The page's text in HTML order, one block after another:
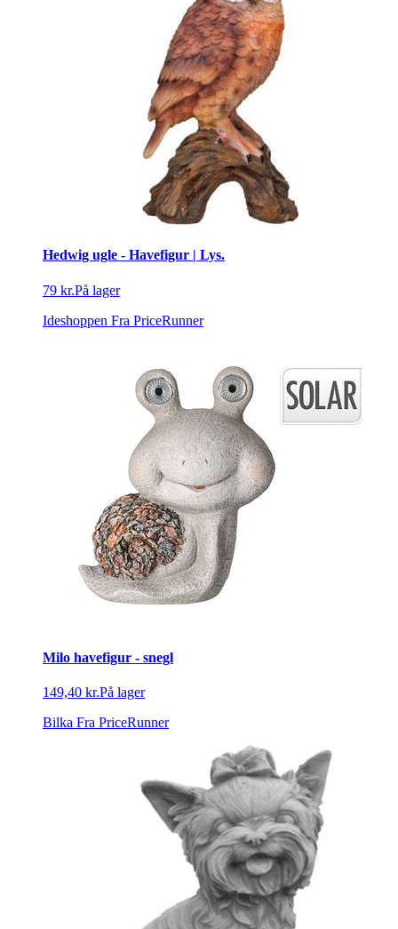
Hedwig ugle - Havefigur | Lys.
79 kr.På lager
Ideshoppen Fra PriceRunner
Milo havefigur - snegl
149,40 kr.På lager
Bilka Fra PriceRunner